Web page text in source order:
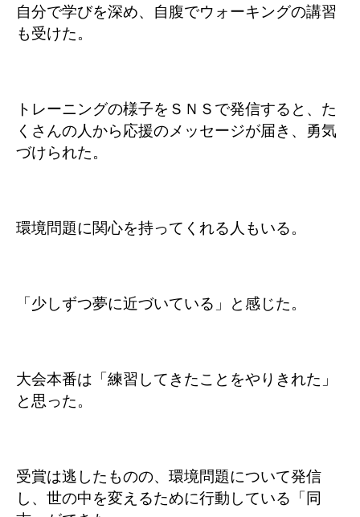
自分で学びを深め、自腹でウォーキングの講習
も受けた。
トレーニングの様子をＳＮＳで発信すると、た
くさんの人から応援のメッセージが届き、勇気
づけられた。
環境問題に関心を持ってくれる人もいる。
「少しずつ夢に近づいている」と感じた。
大会本番は「練習してきたことをやりきれた」
と思った。
受賞は逃したものの、環境問題について発信
し、世の中を変えるために行動している「同